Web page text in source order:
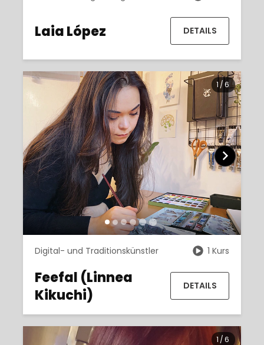
Laia López DETAILS
Digital- und Traditionskünstler 1 Kurs
Feefal (Linnea
Kikuchi)
DETAILS
1 /6
1 /6